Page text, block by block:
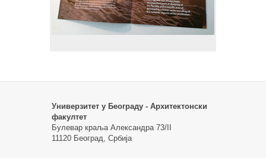
Универзитет у Београду - Архитектонски
факултет
Булевар краља Александра 73/II
11120 Београд, Србија